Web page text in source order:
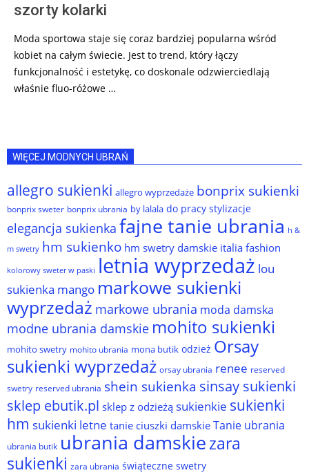
szorty kolarki
Moda sportowa staje się coraz bardziej popularna wśród
kobiet na całym świecie. Jest to trend, który łączy
funkcjonalność i estetykę, co doskonale odzwierciedlają
właśnie fluo-różowe …
WIĘCEJ MODNYCH UBRAŃ
allegro sukienki allegro wyprzedaże bonprix sukienki
bonprix sweter bonprix ubrania by lalala do pracy stylizacje
elegancja sukienka fajne tanie ubrania h &
m swetry hm sukienko hm swetry damskie italia fashion
kolorowy sweter w paski letnia wyprzedaż lou
sukienka mango markowe sukienki
wyprzedaż markowe ubrania moda damska
modne ubrania damskie mohito sukienki
mohito swetry mohito ubrania mona butik odzież Orsay
sukienki wyprzedaż orsay ubrania renee reserved
swetry reserved ubrania shein sukienka sinsay sukienki
sklep ebutik.pl sklep z odzieżą sukienkie sukienki
hm sukienki letne tanie ciuszki damskie Tanie ubrania
ubrania butik ubrania damskiezara
sukienki zara ubrania świąteczne swetry